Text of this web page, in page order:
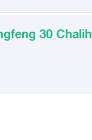
30 Chalih